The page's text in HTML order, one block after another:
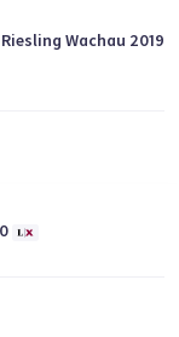
Wachau 2019